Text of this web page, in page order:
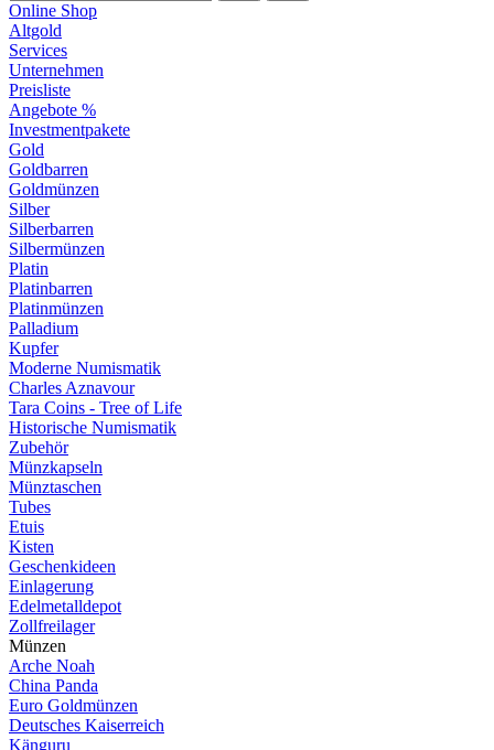
Online Shop
Altgold
Services
Unternehmen
Preisliste
Angebote %
Investmentpakete
Gold
Goldbarren
Goldmünzen
Silber
Silberbarren
Silbermünzen
Platin
Platinbarren
Platinmünzen
Palladium
Kupfer
Moderne Numismatik
Charles Aznavour
Tara Coins - Tree of Life
Historische Numismatik
Zubehör
Münzkapseln
Münztaschen
Tubes
Etuis
Kisten
Geschenkideen
Einlagerung
Edelmetalldepot
Zollfreilager
Münzen
Arche Noah
China Panda
Euro Goldmünzen
Deutsches Kaiserreich
Känguru